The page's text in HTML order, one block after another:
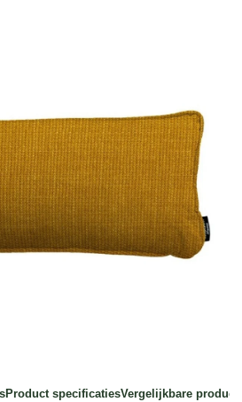
Product specificatiesVergelijkbare